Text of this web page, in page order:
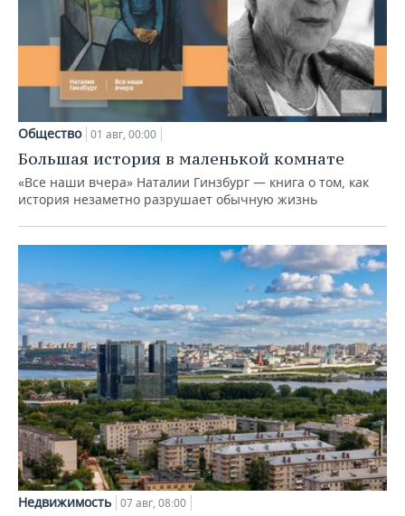
Общество 01 авг, 00:00
Большая история в маленькой комнате
«Все наши вчера» Наталии Гинзбург — книга о том, как
история незаметно разрушает обычную жизнь
Недвижимость 07 авг, 08:00